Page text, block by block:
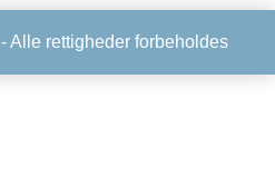
- Alle rettigheder forbeholdes